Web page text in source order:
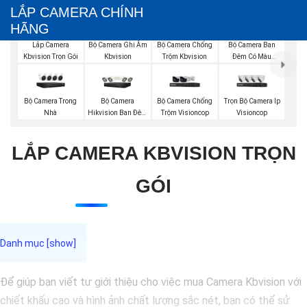
LẮP CAMERA CHÍNH
HÃNG
Lắp Camera
Kbvision Trọn Gói
Bộ Camera Ghi Âm
Kbvision
Bộ Camera Chống
Trộm Kbvision
Bộ Camera Ban
Đêm Có Màu
Bộ Camera Trong
Nhà
Bộ Camera
Hikvision Ban Đêm
Bộ Camera Chống
Trộm Visioncop
Trọn Bộ Camera Ip
Visioncop
LẮP CAMERA KBVISION TRỌN
GÓI
Để giúp bạn viết tư giới thiệu cho việc mua Camera Kbvision với
chiết khấu cao và hình ảnh chất lượng sắc nét, bạn có thể sử